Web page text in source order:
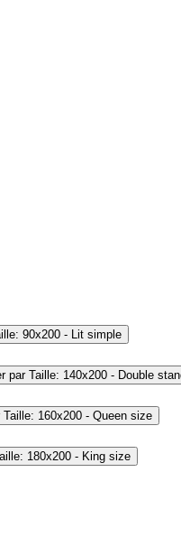
90x200 - Lit simple
par Taille: 140x200 - Double
160x200 - Queen size
180x200 - King size